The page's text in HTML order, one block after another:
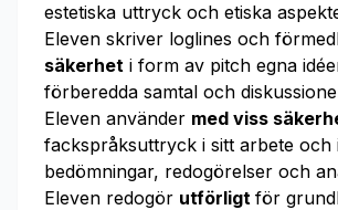
estetiska uttryck och etiska
Eleven skriver loglines och
säkerhet i form av pitch egna
förberedda samtal och
Eleven använder med viss
fackspråksuttryck i sitt arbete och
bedömningar, redogörelser och
Eleven redogör utförligt för